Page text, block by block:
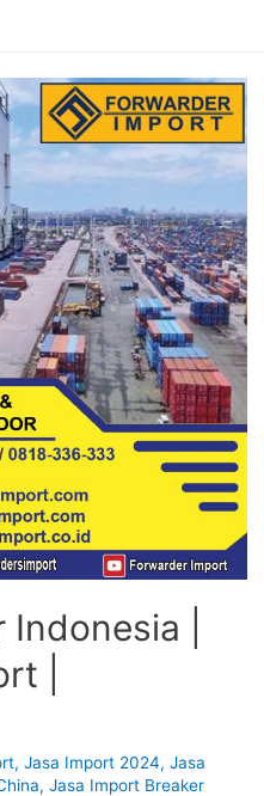
|
|
, Jasa Import 2024, Jasa
, Jasa Import Breaker